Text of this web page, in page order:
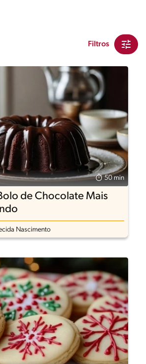
Filtros
50 min
de Chocolate Mais
Nascimento